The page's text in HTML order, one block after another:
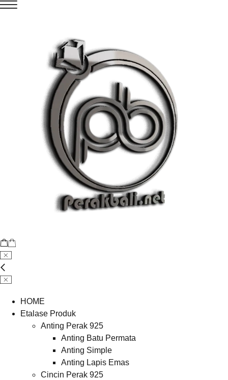
HOME
Etalase Produk
Anting Perak 925
Anting Batu Permata
Anting Simple
Anting Lapis Emas
Cincin Perak 925